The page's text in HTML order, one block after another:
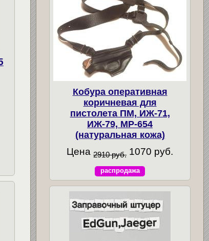
Кобура оперативная
коричневая для
пистолета ПМ, ИЖ-71,
ИЖ-79, МР-654
(натуральная кожа)
Цена 2910 руб. 1070 руб.
распродажа